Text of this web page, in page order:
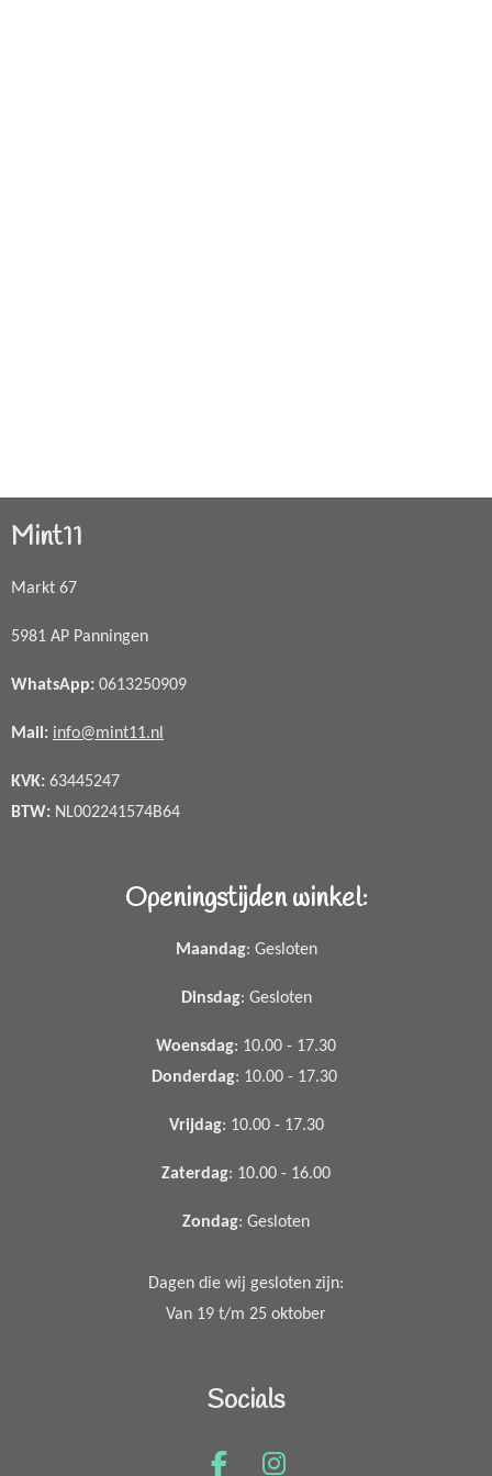
Mint11
Markt 67
5981 AP Panningen
WhatsApp: 0613250909
Mail: info@mint11.nl
KVK: 63445247
BTW: NL002241574B64
Openingstijden winkel:
Maandag: Gesloten
Dinsdag: Gesloten
Woensdag: 10.00 - 17.30
Donderdag: 10.00 - 17.30
Vrijdag: 10.00 - 17.30
Zaterdag: 10.00 - 16.00
Zondag: Gesloten
Dagen die wij gesloten zijn:
Van 19 t/m 25 oktober
Socials